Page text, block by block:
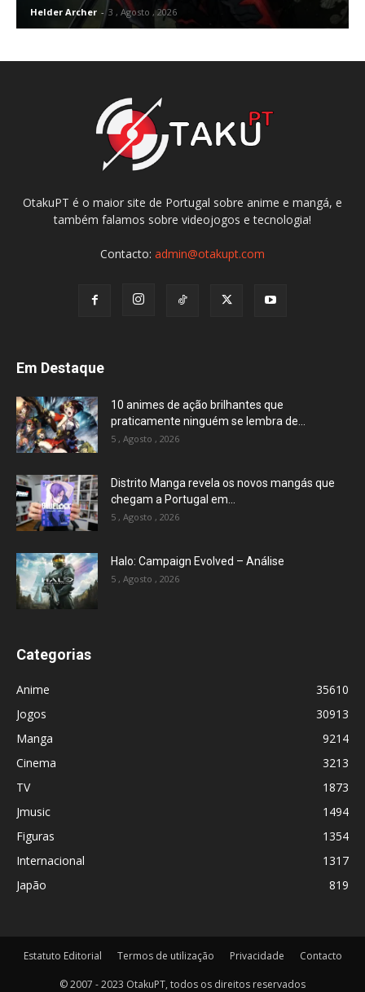
Helder Archer - 3 , Agosto , 2026
OtakuPT é o maior site de Portugal sobre anime e mangá, e
também falamos sobre videojogos e tecnologia!
Contacto: admin@otakupt.com
Em Destaque
10 animes de ação brilhantes que
praticamente ninguém se lembra de...
5 , Agosto , 2026
Distrito Manga revela os novos mangás que
chegam a Portugal em...
5 , Agosto , 2026
Halo: Campaign Evolved – Análise
5 , Agosto , 2026
Categorias
Anime
35610
Jogos
30913
Manga
9214
Cinema
3213
TV
1873
Jmusic
1494
Figuras
1354
Internacional
1317
Japão
819
Estatuto Editorial Termos de utilização Privacidade Contacto
© 2007 - 2023 OtakuPT, todos os direitos reservados